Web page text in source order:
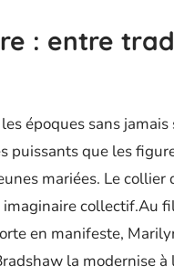
: entre
époques sans jamais
puissants que les
mariées. Le collier
collectif.Au
en manifeste,
la modernise à